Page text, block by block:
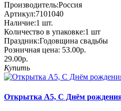
Производитель:Россия
Артикул:7101040
Наличие:1 шт.
Количество в упаковке:1 шт
Праздник:Годовщина свадьбы
Розничная цена: 53.00р.
29.00р.
Купить
Открытка А5, С Днём